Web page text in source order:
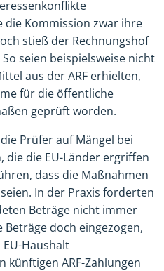
Kommission zwar ihre
stieß der Rechnungshof
seien beispielsweise nicht
aus der ARF erhielten,
für die öffentliche
geprüft worden.
Prüfer auf Mängel bei
die EU-Länder ergriffen
dass die Maßnahmen
In der Praxis forderten
Beträge nicht immer
doch eingezogen,
Haushalt
künftigen ARF-Zahlungen